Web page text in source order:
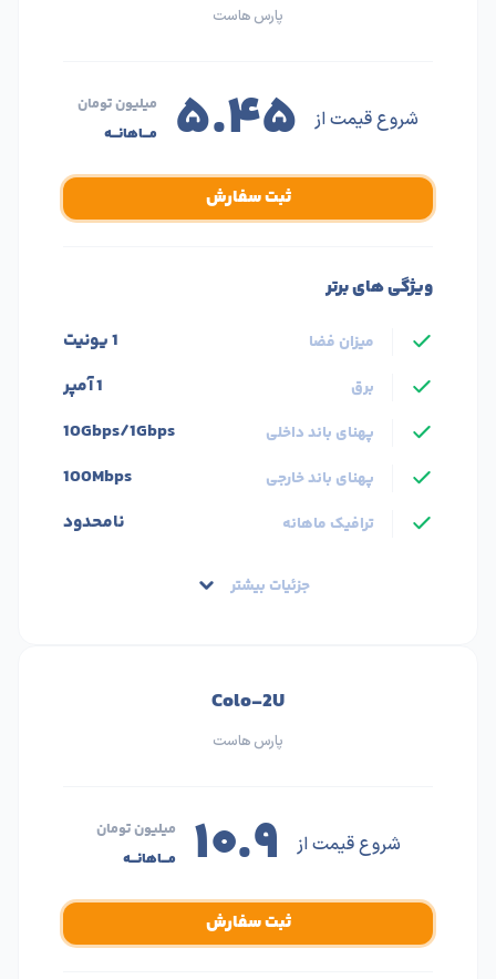
پارس هاست
شروع قیمت از ۵.۴۵
میلیون تومان
مـــاهانـــه
ثبت سفارش
ویژگی های برتر
میزان فضا 1 یونیت
برق 1 آمپر
پهنای باند داخلی 10Gbps/1Gbps
پهنای باند خارجی 100Mbps
ترافیک ماهانه نامحدود
جزئیات بیشتر
Colo-2U
پارس هاست
شروع قیمت از ۱۰.۹
میلیون تومان
مـــاهانـــه
ثبت سفارش